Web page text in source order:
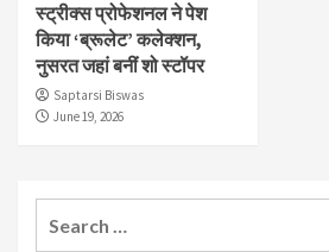
स्ट्रीक्स प्रोफेशनल ने पेश
किया ‘ब्रूलेट’ कलेक्शन,
नुसरत जहां बनीं शो स्टॉपर
Saptarsi Biswas
June 19, 2026